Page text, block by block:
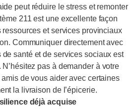
peut réduire le stress et remonter
211 est une excellente façon
ressources et services provinciaux
Communiquer directement avec
santé et de services sociaux est
pas à demander à votre
de vous aider avec certaines
la livraison de l’épicerie.
déjà acquise